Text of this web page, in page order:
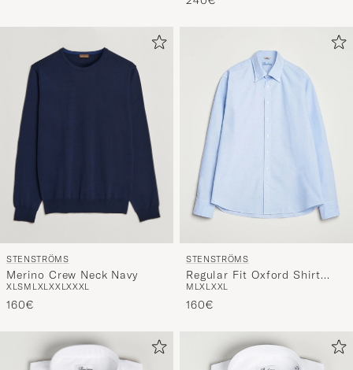
Merino Crew Neck Navy
XLSMLXLXXLXXXL
Regular Fit Oxford Shirt
Light Blue
MLXLXXL